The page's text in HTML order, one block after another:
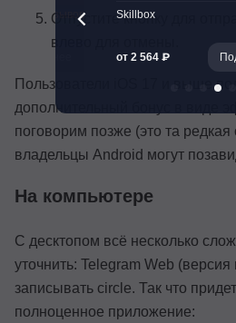
Отпустите кнопку для
влево для отмены.
Пользователи iOS 17 и выше
дополнительный бонус в виде
поговорим позже (это та редкая
владельцы Android могут
На компьютере
С десктопом всё несколько
уточнить: Telegram Web
записывать circle. Так что
полноценное приложение:
47 отзывов Skillbox
от 2 564 ₽